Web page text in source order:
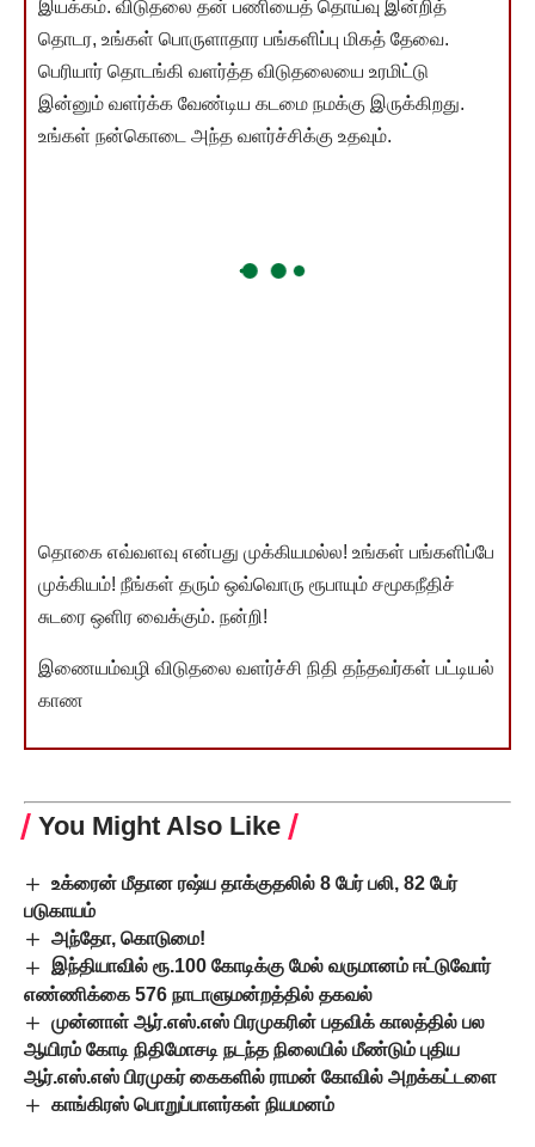
இயக்கம். விடுதலை தன் பணியைத் தொய்வு இன்றித்
தொடர, உங்கள் பொருளாதார பங்களிப்பு மிகத் தேவை.
பெரியார் தொடங்கி வளர்த்த விடுதலையை உரமிட்டு
இன்னும் வளர்க்க வேண்டிய கடமை நமக்கு இருக்கிறது.
உங்கள் நன்கொடை அந்த வளர்ச்சிக்கு உதவும்.
தொகை எவ்வளவு என்பது முக்கியமல்ல! உங்கள் பங்களிப்பே
முக்கியம்! நீங்கள் தரும் ஒவ்வொரு ரூபாயும் சமூகநீதிச்
சுடரை ஒளிர வைக்கும். நன்றி!
இணையம்வழி விடுதலை வளர்ச்சி நிதி தந்தவர்கள் பட்டியல்
காண
You Might Also Like
உக்ரைன் மீதான ரஷ்ய தாக்குதலில் 8 பேர் பலி, 82 பேர்
படுகாயம்
அந்தோ, கொடுமை!
இந்தியாவில் ரூ.100 கோடிக்கு மேல் வருமானம் ஈட்டுவோர்
எண்ணிக்கை 576 நாடாளுமன்றத்தில் தகவல்
முன்னாள் ஆர்.எஸ்.எஸ் பிரமுகரின் பதவிக் காலத்தில் பல
ஆயிரம் கோடி நிதிமோசடி நடந்த நிலையில் மீண்டும் புதிய
ஆர்.எஸ்.எஸ் பிரமுகர் கைகளில் ராமன் கோவில் அறக்கட்டளை
காங்கிரஸ் பொறுப்பாளர்கள் நியமனம்